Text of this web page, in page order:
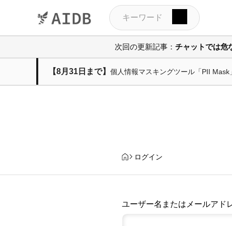
次回の更新記事： チャットでは危
【8月31日まで】 個人情報マスキングツール「PII
ログイン
ユーザー名またはメールアド